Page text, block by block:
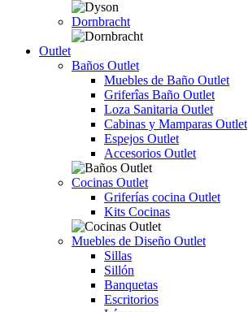
Dornbracht
Outlet
Baños Outlet
Muebles de Baño Outlet
Griferîas Baño Outlet
Loza Sanitaria Outlet
Cabinas y Mamparas Outlet
Espejos Outlet
Accesorios Outlet
Cocinas Outlet
Griferías cocina Outlet
Kits Cocinas
Muebles de Diseño Outlet
Sillas
Sillón
Banquetas
Escritorios